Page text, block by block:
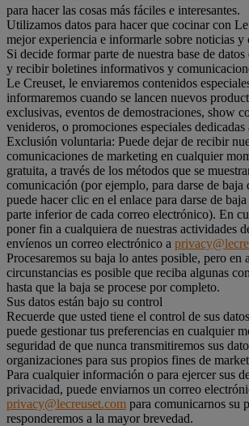
para hacer las cosas más fáciles e interesantes.
Utilizamos datos para hacer que cocinar con Le
mejor experiencia e informarle sobre noticias y
Si decide formar parte de nuestra base de
y recibir boletines informativos y
Le Creuset, le enviaremos contenidos
informaremos cuando se lancen nuevos
exclusivas, eventos de demostraciones, show
venideros, o promociones especiales dedicadas
Exclusión voluntaria: Puede dejar de recibir
comunicaciones de marketing en cualquier
gratuita, a través de los métodos que se
comunicación (por ejemplo, para darse de baja
puede hacer clic en el enlace para darse de
parte inferior de cada correo electrónico). En
poner fin a cualquiera de nuestras actividades
envíenos un correo electrónico a
Procesaremos su baja lo antes posible, pero en
circunstancias es posible que reciba algunas
hasta que la baja se procese por completo.
Sus datos están bajo su control
Recuerde que usted tiene el control de sus
puede gestionar tus preferencias en cualquier
seguridad de que nunca transmitiremos sus
organizaciones para sus propios fines de
Para cualquier información o para ejercer sus
privacidad, puede enviarnos un correo
privacy@lecreuset.com para comunicarnos su
responderemos a la mayor brevedad.